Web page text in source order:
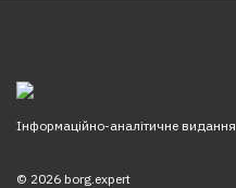
Інформаційно-аналітичне видання
© 2026 borg.expert